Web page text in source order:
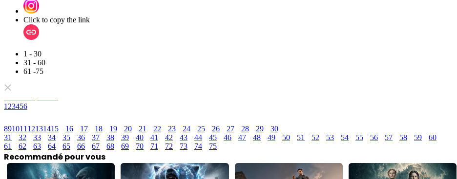
Click to copy the link
1 - 30
31 - 60
61 -75
1 23456
891011 12131415 16 17 18 19 20 21 22 23 24 25 26 27 28 29
30
31
32 33 34 35 36 37 38 39 40 41 42 43 44 45 46 47 48 49 50 51 52 53 54 55 56 57 58 59
60
61
62 63 64 65 66 67 68 69 70 71 72 73 74 75
Recommandé pour vous